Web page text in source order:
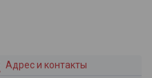
Адрес и контакты